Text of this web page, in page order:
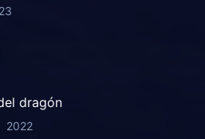
dragón
2022